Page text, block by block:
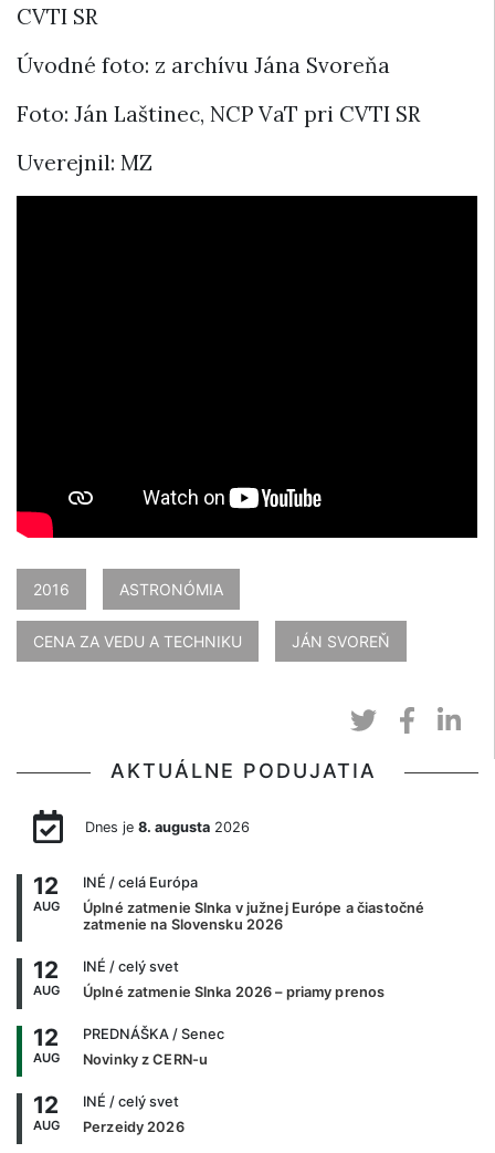
CVTI SR
Úvodné foto: z archívu Jána Svoreňa
Foto: Ján Laštinec, NCP VaT pri CVTI SR
Uverejnil: MZ
2016 ASTRONÓMIA
CENA ZA VEDU A TECHNIKU JÁN SVOREŇ
AKTUÁLNE PODUJATIA
Dnes je 8. augusta2026
12
AUG
INÉ / celá Európa
Úplné zatmenie Slnka v južnej Európe a čiastočné
zatmenie na Slovensku 2026
12
AUG
INÉ / celý svet
Úplné zatmenie Slnka 2026 – priamy prenos
12
AUG
PREDNÁŠKA / Senec
Novinky z CERN-u
12
AUG
INÉ / celý svet
Perzeidy 2026